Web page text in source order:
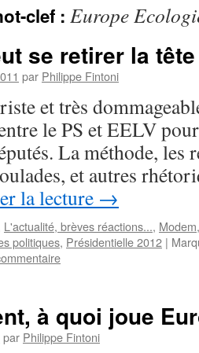
clef : Europe
se retirer la
par Philippe Fintoni
et très
le PS et EELV
La méthode, les
et autres
la lecture →
L'actualité, brèves réactions..., Modem
politiques, Présidentielle 2012 |
à quoi joue
par Philippe Fintoni